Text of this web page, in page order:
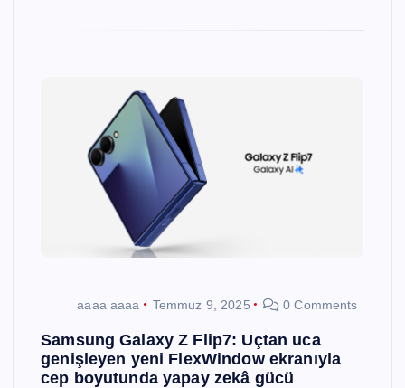
aaaa aaaa Temmuz 9, 2025 0 Comments
Samsung Galaxy Z Flip7: Uçtan uca
genişleyen yeni FlexWindow ekranıyla
cep boyutunda yapay zekâ gücü